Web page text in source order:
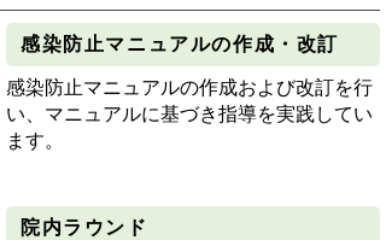
感染防止マニュアルの作成・改訂
感染防止マニュアルの作成および改訂を行
い、マニュアルに基づき指導を実践してい
ます。
院内ラウンド